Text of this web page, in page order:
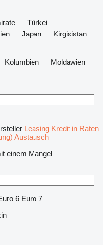
Türkei
Japan
Kirgisistan
Kolumbien
Moldawien
Leasing Kredit in Raten
Austausch
einem Mangel
6 Euro 7